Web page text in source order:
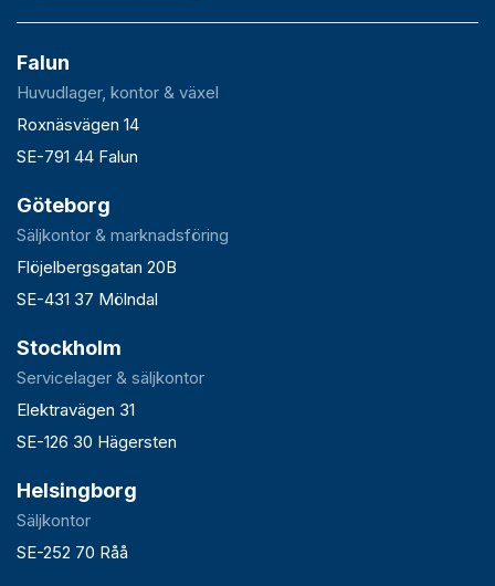
Falun
Huvudlager, kontor & växel
Roxnäsvägen 14
SE-791 44 Falun
Göteborg
Säljkontor & marknadsföring
Flöjelbergsgatan 20B
SE-431 37 Mölndal
Stockholm
Servicelager & säljkontor
Elektravägen 31
SE-126 30 Hägersten
Helsingborg
Säljkontor
SE-252 70 Råå